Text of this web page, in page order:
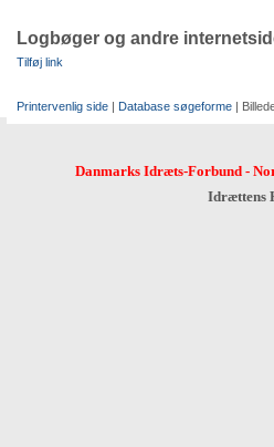
Logbøger og andre
Tilføj link
Printervenlig side | Database søgeforme |
Danmarks Idræts-Forbund-
Idrættens